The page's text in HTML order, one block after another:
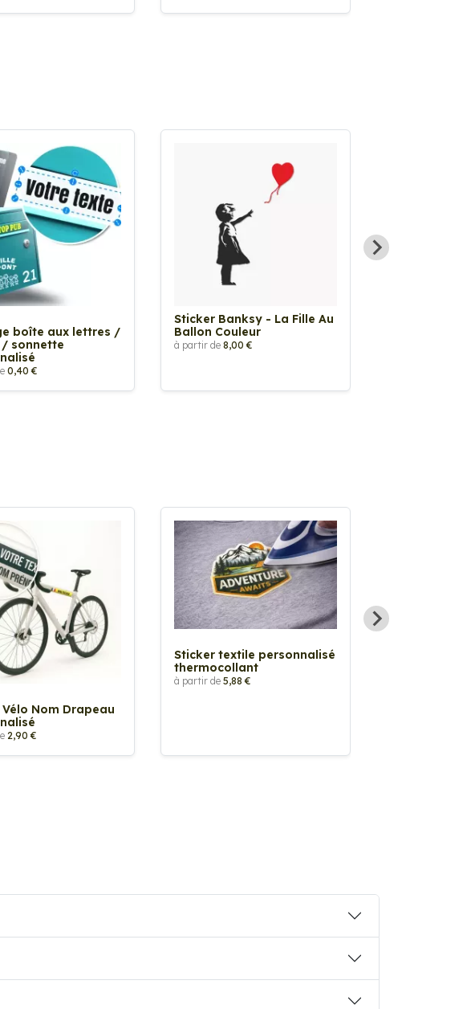
boîte aux lettres /
sonnette
0,40 €
Sticker Banksy - La Fille Au
Ballon Couleur
à partir de 8,00 €
Nom Drapeau
2,90 €
Sticker textile personnalisé
thermocollant
à partir de 5,88 €